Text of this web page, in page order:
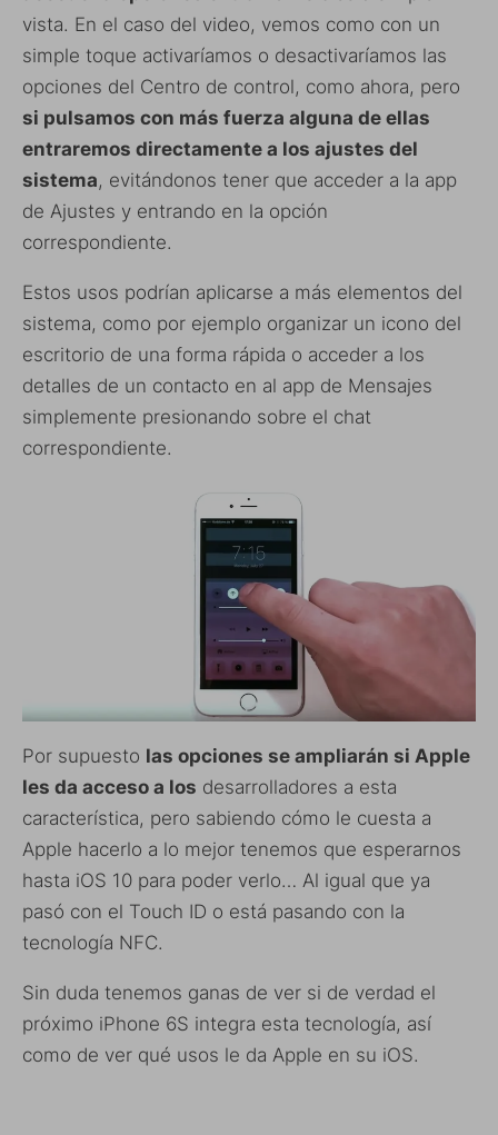
vista. En el caso del video, vemos como con un
simple toque activaríamos o desactivaríamos las
opciones del Centro de control, como ahora, pero
si pulsamos con más fuerza alguna de ellas
entraremos directamente a los ajustes del
sistema, evitándonos tener que acceder a la app
de Ajustes y entrando en la opción
correspondiente.
Estos usos podrían aplicarse a más elementos del
sistema, como por ejemplo organizar un icono del
escritorio de una forma rápida o acceder a los
detalles de un contacto en al app de Mensajes
simplemente presionando sobre el chat
correspondiente.
Por supuesto las opciones se ampliarán si Apple
les da acceso a los desarrolladores a esta
característica, pero sabiendo cómo le cuesta a
Apple hacerlo a lo mejor tenemos que esperarnos
hasta iOS 10 para poder verlo… Al igual que ya
pasó con el Touch ID o está pasando con la
tecnología NFC.
Sin duda tenemos ganas de ver si de verdad el
próximo iPhone 6S integra esta tecnología, así
como de ver qué usos le da Apple en su iOS.